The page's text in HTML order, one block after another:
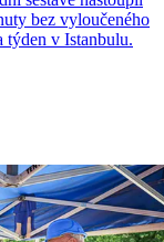
bez vyloučeného
týden v Istanbulu.